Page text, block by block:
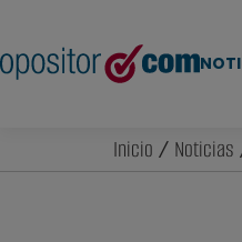
Inicio / Noticias